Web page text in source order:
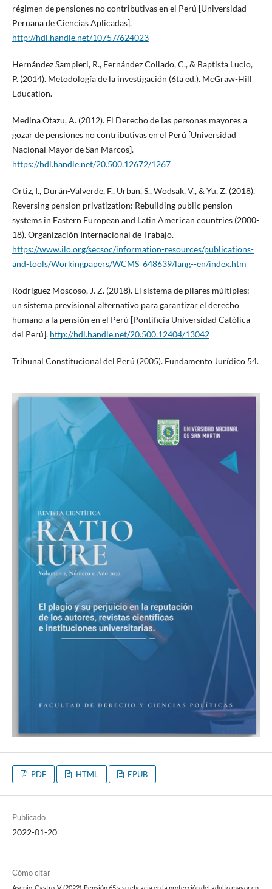
régimen de pensiones no contributivas en el Perú [Universidad
Peruana de Ciencias Aplicadas].
http://hdl.handle.net/10757/624023
Hernández Sampieri, R., Fernández Collado, C., & Baptista Lucio,
P. (2014). Metodología de la investigación (6ta ed.). McGraw-Hill
Education.
Medina Otazu, A. (2012). El Derecho de las personas mayores a
gozar de pensiones no contributivas en el Perú [Universidad
Nacional Mayor de San Marcos].
https://hdl.handle.net/20.500.12672/1267
Ortiz, I., Durán-Valverde, F., Urban, S., Wodsak, V., & Yu, Z. (2018).
Reversing pension privatization: Rebuilding public pension
systems in Eastern European and Latin American countries (2000-
18). Organización Internacional de Trabajo.
https://www.ilo.org/secsoc/information-resources/publications-
and-tools/Workingpapers/WCMS_648639/lang--en/index.htm
Rodríguez Moscoso, J. Z. (2018). El sistema de pilares múltiples:
un sistema previsional alternativo para garantizar el derecho
humano a la pensión en el Perú [Pontificia Universidad Católica
del Perú]. http://hdl.handle.net/20.500.12404/13042
Tribunal Constitucional del Perú (2005). Fundamento Jurídico 54.
PDF HTML EPUB
Publicado
2022-01-20
Cómo citar